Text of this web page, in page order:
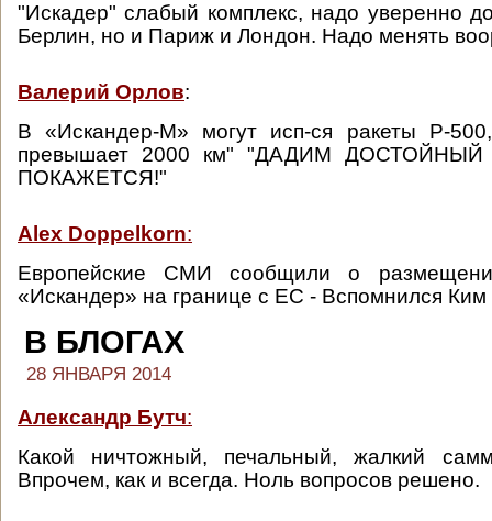
"Искадер" слабый комплекс, надо уверенно
Берлин, но и Париж и Лондон. Надо менять
Валерий Орлов:
В «Искандер-М» могут исп-ся ракеты Р-
превышает 2000 км" "ДАДИМ
ПОКАЖЕТСЯ!"
Alex Doppelkorn:
Европейские СМИ сообщили о
«Искандер» на границе с ЕС - Вспомнился
В БЛОГАХ
28 ЯНВАРЯ 2014
Александр Бутч:
Какой ничтожный, печальный, жалкий
Впрочем, как и всегда. Ноль вопросов решено.